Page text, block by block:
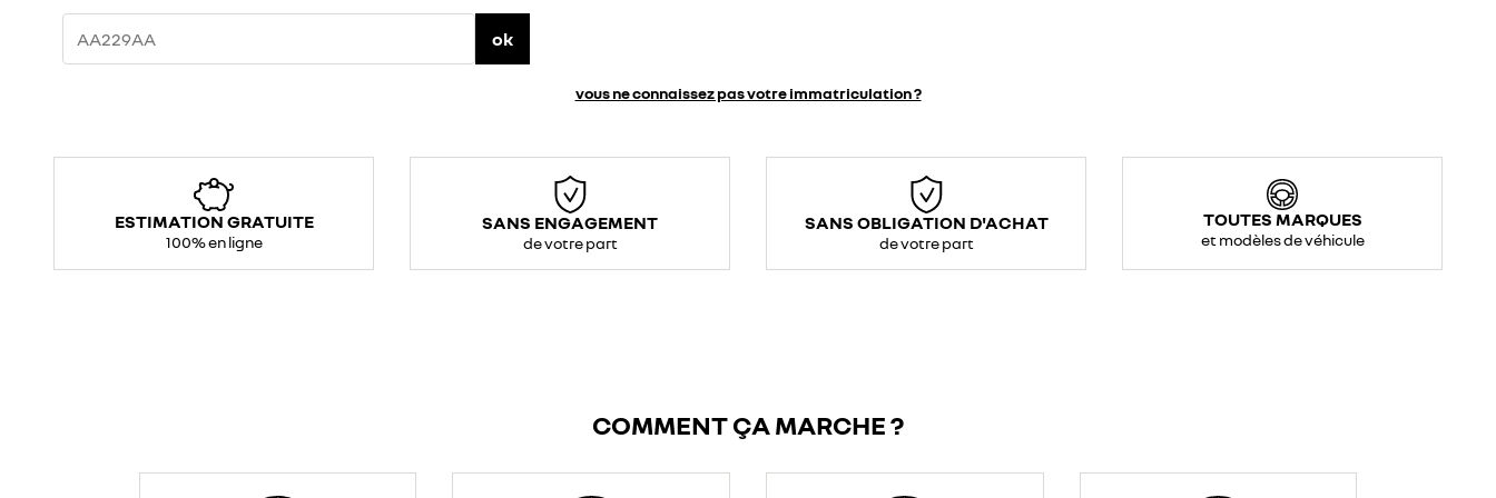
ok
vous ne connaissez pas votre immatriculation ?
ESTIMATION GRATUITE
100% en ligne
SANS ENGAGEMENT
de votre part
SANS OBLIGATION D'ACHAT
de votre part
TOUTES MARQUES
et modèles de véhicule
COMMENT ÇA MARCHE ?